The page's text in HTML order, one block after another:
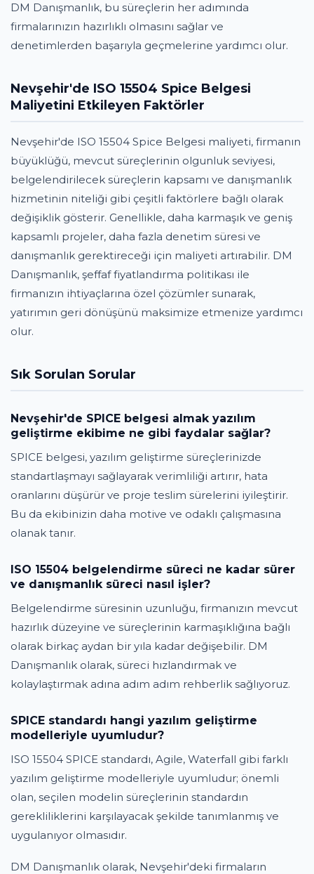
DM Danışmanlık, bu süreçlerin her adımında
firmalarınızın hazırlıklı olmasını sağlar ve
denetimlerden başarıyla geçmelerine yardımcı olur.
Nevşehir'de ISO 15504 Spice Belgesi
Maliyetini Etkileyen Faktörler
Nevşehir'de ISO 15504 Spice Belgesi maliyeti, firmanın
büyüklüğü, mevcut süreçlerinin olgunluk seviyesi,
belgelendirilecek süreçlerin kapsamı ve danışmanlık
hizmetinin niteliği gibi çeşitli faktörlere bağlı olarak
değişiklik gösterir. Genellikle, daha karmaşık ve geniş
kapsamlı projeler, daha fazla denetim süresi ve
danışmanlık gerektireceği için maliyeti artırabilir. DM
Danışmanlık, şeffaf fiyatlandırma politikası ile
firmanızın ihtiyaçlarına özel çözümler sunarak,
yatırımın geri dönüşünü maksimize etmenize yardımcı
olur.
Sık Sorulan Sorular
Nevşehir'de SPICE belgesi almak yazılım
geliştirme ekibime ne gibi faydalar sağlar?
SPICE belgesi, yazılım geliştirme süreçlerinizde
standartlaşmayı sağlayarak verimliliği artırır, hata
oranlarını düşürür ve proje teslim sürelerini iyileştirir.
Bu da ekibinizin daha motive ve odaklı çalışmasına
olanak tanır.
ISO 15504 belgelendirme süreci ne kadar sürer
ve danışmanlık süreci nasıl işler?
Belgelendirme süresinin uzunluğu, firmanızın mevcut
hazırlık düzeyine ve süreçlerinin karmaşıklığına bağlı
olarak birkaç aydan bir yıla kadar değişebilir. DM
Danışmanlık olarak, süreci hızlandırmak ve
kolaylaştırmak adına adım adım rehberlik sağlıyoruz.
SPICE standardı hangi yazılım geliştirme
modelleriyle uyumludur?
ISO 15504 SPICE standardı, Agile, Waterfall gibi farklı
yazılım geliştirme modelleriyle uyumludur; önemli
olan, seçilen modelin süreçlerinin standardın
gerekliliklerini karşılayacak şekilde tanımlanmış ve
uygulanıyor olmasıdır.
DM Danışmanlık olarak, Nevşehir'deki firmaların